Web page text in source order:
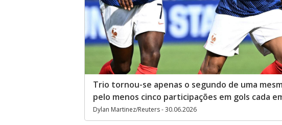
Trio tornou-se apenas o segundo de uma
pelo menos cinco participações em gols cada
Dylan Martinez/Reuters - 30.06.2026